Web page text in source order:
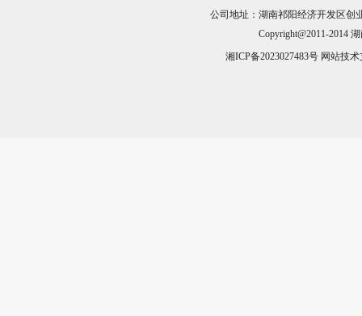
公司地址：湖南祁阳经济开发区创
Copyright@2011-2014
湘ICP备2023027483号 网站技